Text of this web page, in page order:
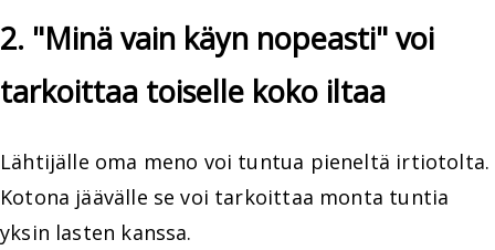
2. "Minä vain käyn nopeasti" voi
tarkoittaa toiselle koko iltaa
Lähtijälle oma meno voi tuntua pieneltä irtiotolta.
Kotona jäävälle se voi tarkoittaa monta tuntia
yksin lasten kanssa.